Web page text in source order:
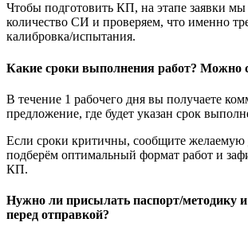
Чтобы подготовить КП, на этапе заявки
количество СИ и проверяем, что именно
калибровка/испытания.
Какие сроки выполнения работ? Можно
В течение 1 рабочего дня вы получаете
предложение, где будет указан срок
Если сроки критичны, сообщите
подберём оптимальный формат работ и
КП.
Нужно ли присылать паспорт/методику и
перед отправкой?